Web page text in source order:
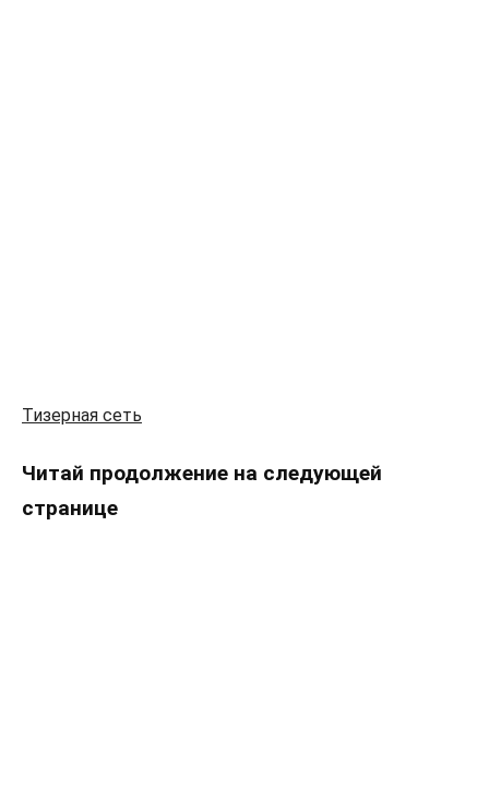
Тизерная сеть
Читай продолжение на следующей
странице